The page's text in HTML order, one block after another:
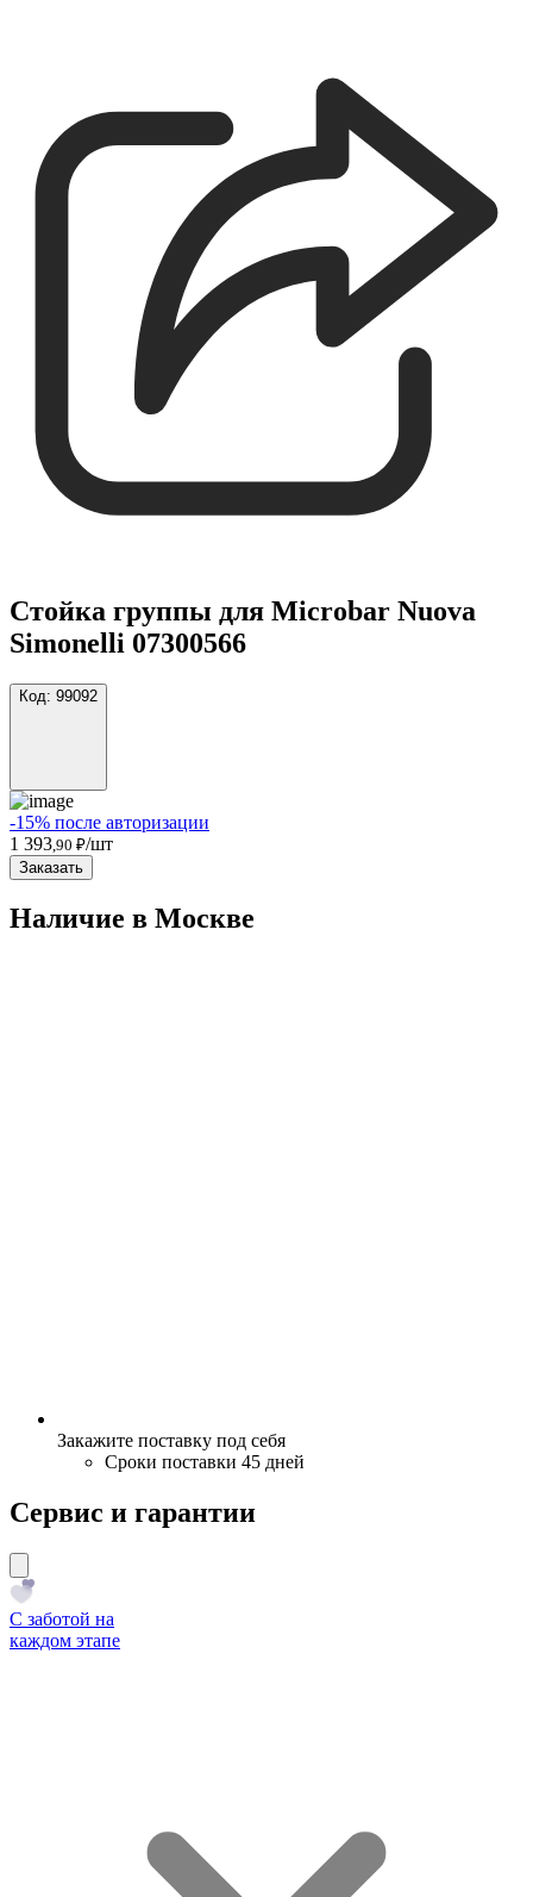
Стойка группы для Microbar Nuova
Simonelli 07300566
Код: 99092
-15% после авторизации
1 393 ,90 ₽/шт
Заказать
Наличие в Москвe
Закажите поставку под себя
Сроки поставки 45 дней
Сервис и гарантии
С заботой на
каждом этапе